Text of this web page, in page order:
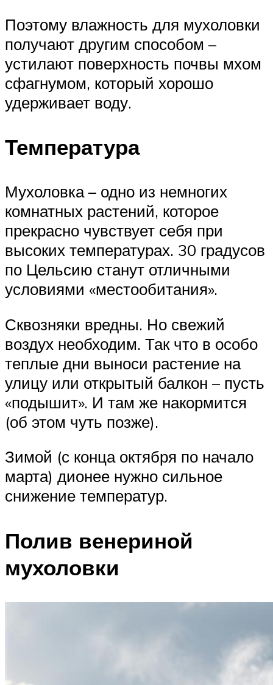
Поэтому влажность для мухоловки
получают другим способом –
устилают поверхность почвы мхом
сфагнумом, который хорошо
удерживает воду.
Температура
Мухоловка – одно из немногих
комнатных растений, которое
прекрасно чувствует себя при
высоких температурах. 30 градусов
по Цельсию станут отличными
условиями «местообитания».
Сквозняки вредны. Но свежий
воздух необходим. Так что в особо
теплые дни выноси растение на
улицу или открытый балкон – пусть
«подышит». И там же накормится
(об этом чуть позже).
Зимой (с конца октября по начало
марта) дионее нужно сильное
снижение температур.
Полив венериной
мухоловки